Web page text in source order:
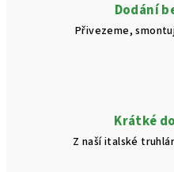
Dodání
Přivezeme,
Krátké
Z naší italské